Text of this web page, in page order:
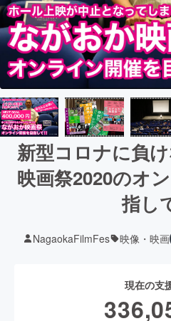
新型コロナに負
映画祭2020のオ
指し
NagaokaFilmFes 映像・映画
現在の支